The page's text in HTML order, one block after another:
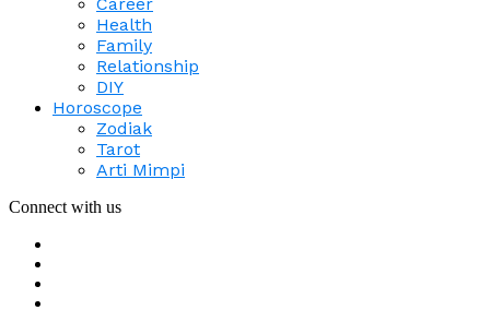
Health
Family
Relationship
DIY
Horoscope
Zodiak
Tarot
Arti Mimpi
Connect with us